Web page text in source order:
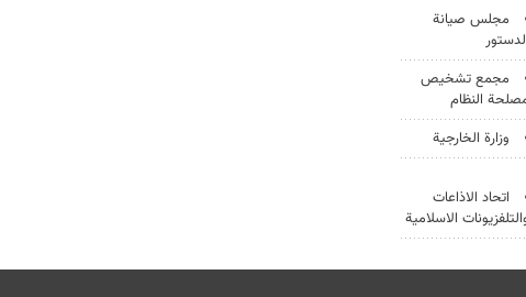
مجلس صيانة
مجمع تشخيص
النظام
وزارة الخارجية
اتحاد الاذاعات
الاسلامية